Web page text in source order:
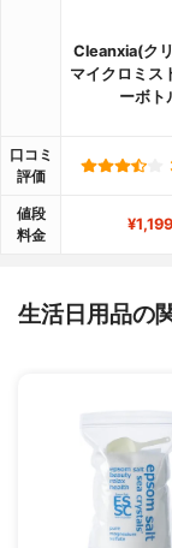
Cleanxia(ク
マイクロミス
ーボト
口コミ
評価
値段
料金
¥1,199
生活日用品の